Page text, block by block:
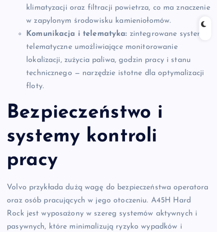
klimatyzacji oraz filtracji powietrza, co ma znaczenie
w zapylonym środowisku kamieniołomów.
Komunikacja i telematyka: zintegrowane systemy
telematyczne umożliwiające monitorowanie
lokalizacji, zużycia paliwa, godzin pracy i stanu
technicznego — narzędzie istotne dla optymalizacji
floty.
Bezpieczeństwo i
systemy kontroli
pracy
Volvo przykłada dużą wagę do bezpieczeństwa operatora
oraz osób pracujących w jego otoczeniu. A45H Hard
Rock jest wyposażony w szereg systemów aktywnych i
pasywnych, które minimalizują ryzyko wypadków i